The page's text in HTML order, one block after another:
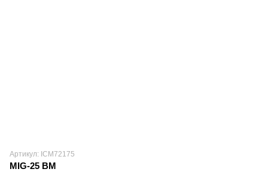
Артикул: ICM72175
MIG-25 BM